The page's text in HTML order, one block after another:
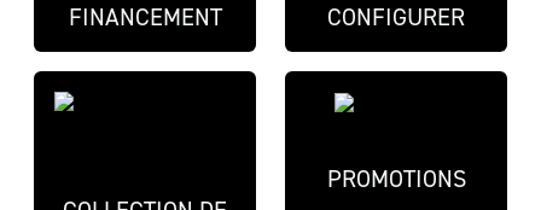
FINANCEMENT CONFIGURER
PROMOTIONS